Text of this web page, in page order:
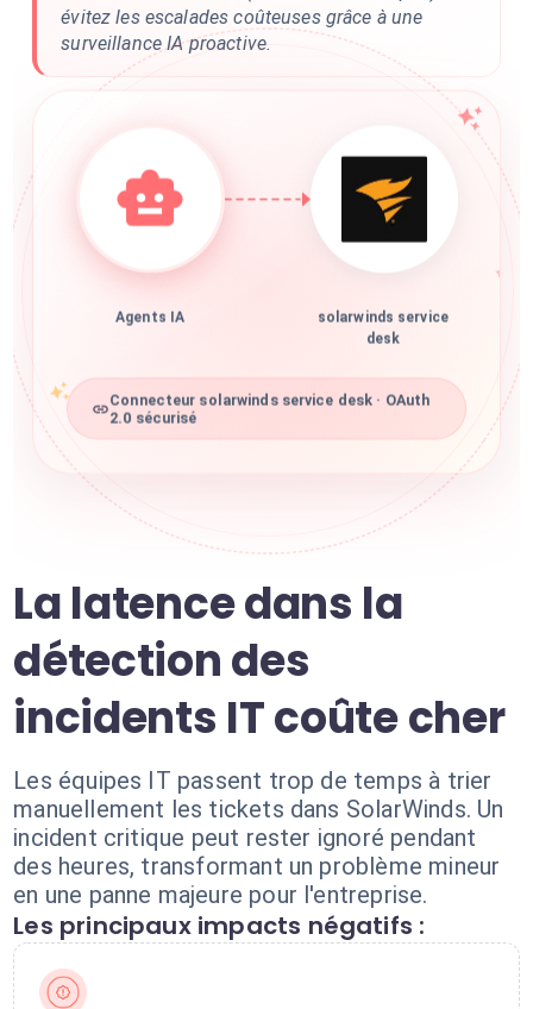
évitez les escalades coûteuses grâce à une
surveillance IA proactive.
Agents IA
solarwinds service
desk
Connecteur solarwinds service desk · OAuth
2.0 sécurisé
La latence dans la
détection des
incidents IT coûte cher
Les équipes IT passent trop de temps à trier
manuellement les tickets dans SolarWinds. Un
incident critique peut rester ignoré pendant
des heures, transformant un problème mineur
en une panne majeure pour l'entreprise.
Les principaux impacts négatifs :